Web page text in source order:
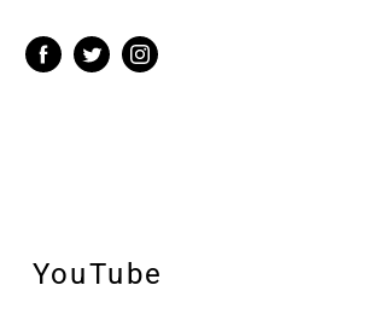
YouTube